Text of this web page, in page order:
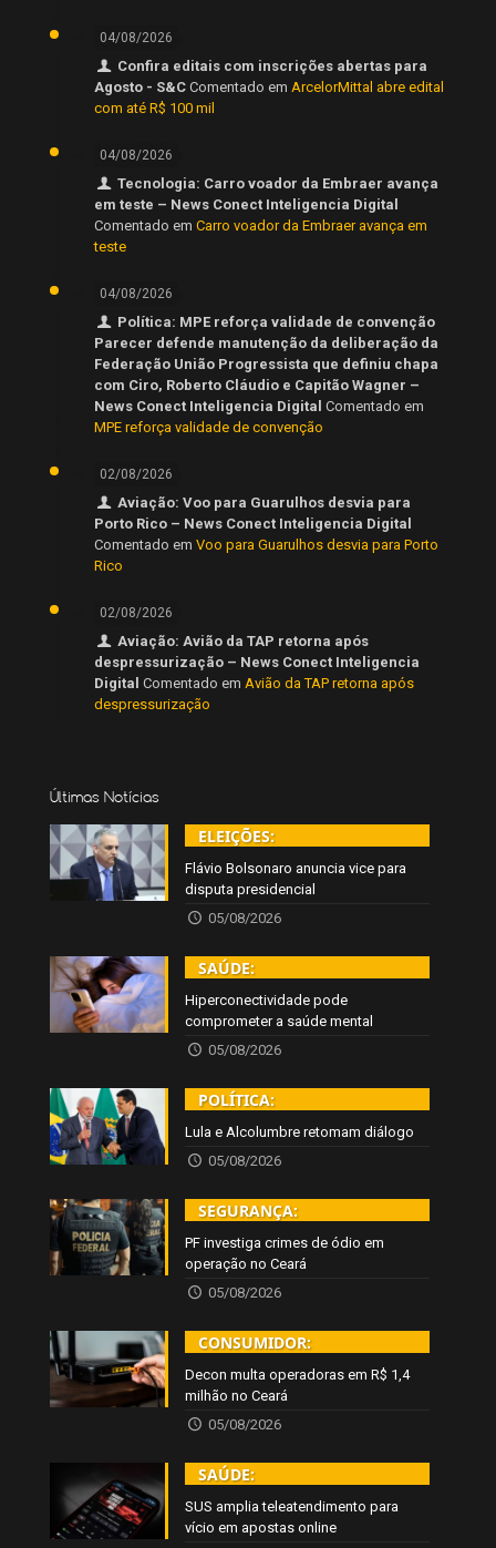
04/08/2026
Confira editais com inscrições abertas para
Agosto - S&C Comentado em ArcelorMittal abre edital
com até R$ 100 mil
04/08/2026
Tecnologia: Carro voador da Embraer avança
em teste – News Conect Inteligencia Digital
Comentado em Carro voador da Embraer avança em
teste
04/08/2026
Política: MPE reforça validade de convenção
Parecer defende manutenção da deliberação da
Federação União Progressista que definiu chapa
com Ciro, Roberto Cláudio e Capitão Wagner –
News Conect Inteligencia Digital Comentado em
MPE reforça validade de convenção
02/08/2026
Aviação: Voo para Guarulhos desvia para
Porto Rico – News Conect Inteligencia Digital
Comentado em Voo para Guarulhos desvia para Porto
Rico
02/08/2026
Aviação: Avião da TAP retorna após
despressurização – News Conect Inteligencia
Digital Comentado em Avião da TAP retorna após
despressurização
Últimas Notícias
ELEIÇÕES:
Flávio Bolsonaro anuncia vice para
disputa presidencial
05/08/2026
SAÚDE:
Hiperconectividade pode
comprometer a saúde mental
05/08/2026
POLÍTICA:
Lula e Alcolumbre retomam diálogo
05/08/2026
SEGURANÇA:
PF investiga crimes de ódio em
operação no Ceará
05/08/2026
CONSUMIDOR:
Decon multa operadoras em R$ 1,4
milhão no Ceará
05/08/2026
SAÚDE:
SUS amplia teleatendimento para
vício em apostas online